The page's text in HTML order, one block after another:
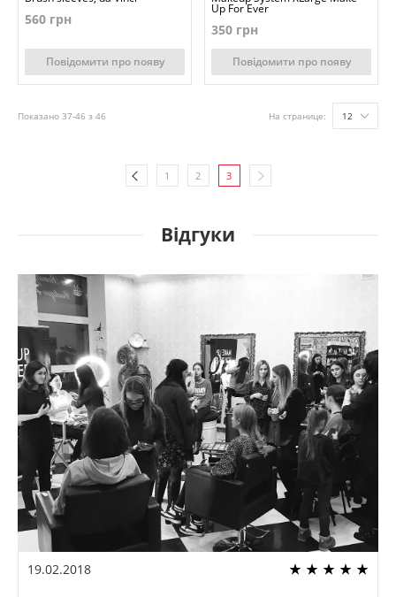
560 грн
Повідомити про появу
Up For Ever
350 грн
Повідомити про появу
Показано 37-46 з 46 На странице: 12
1 2 3
Відгуки
19.02.2018